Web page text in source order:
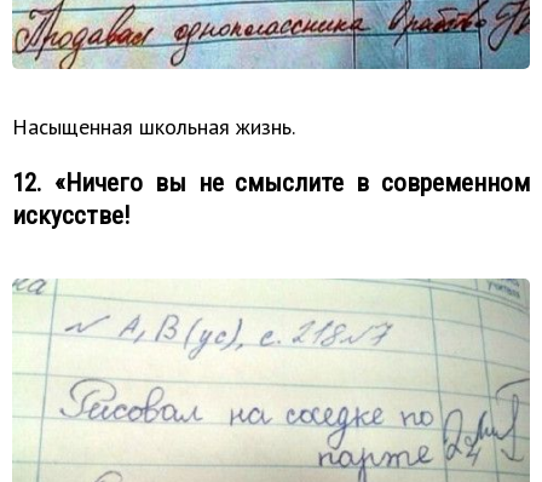
Насыщенная школьная жизнь.
12. «Ничего вы не смыслите в современном
искусстве!